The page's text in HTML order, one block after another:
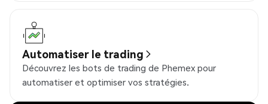
Automatiser le trading
Découvrez les bots de trading de Phemex pour
automatiser et optimiser vos stratégies.